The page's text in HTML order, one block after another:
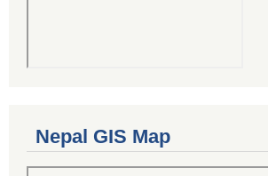
Nepal GIS Map